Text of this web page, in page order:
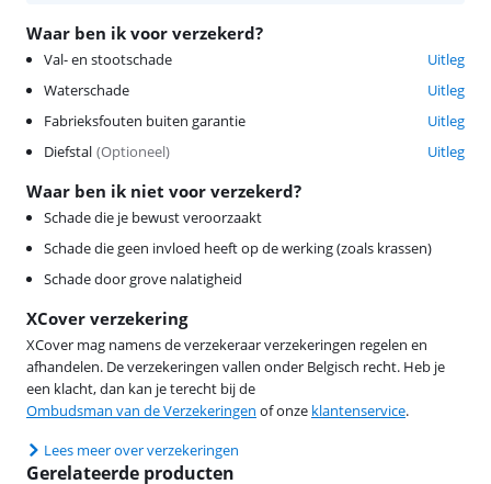
Waar ben ik voor verzekerd?
Val- en stootschade
Uitleg
Waterschade
Uitleg
Fabrieksfouten buiten garantie
Uitleg
Diefstal (Optioneel) Uitleg
Waar ben ik niet voor verzekerd?
Schade die je bewust veroorzaakt
Schade die geen invloed heeft op de werking (zoals krassen)
Schade door grove nalatigheid
XCover verzekering
XCover mag namens de verzekeraar verzekeringen regelen en
afhandelen. De verzekeringen vallen onder Belgisch recht. Heb je
een klacht, dan kan je terecht bij de
Ombudsman van de Verzekeringen of onze klantenservice.
Lees meer over verzekeringen
Gerelateerde producten